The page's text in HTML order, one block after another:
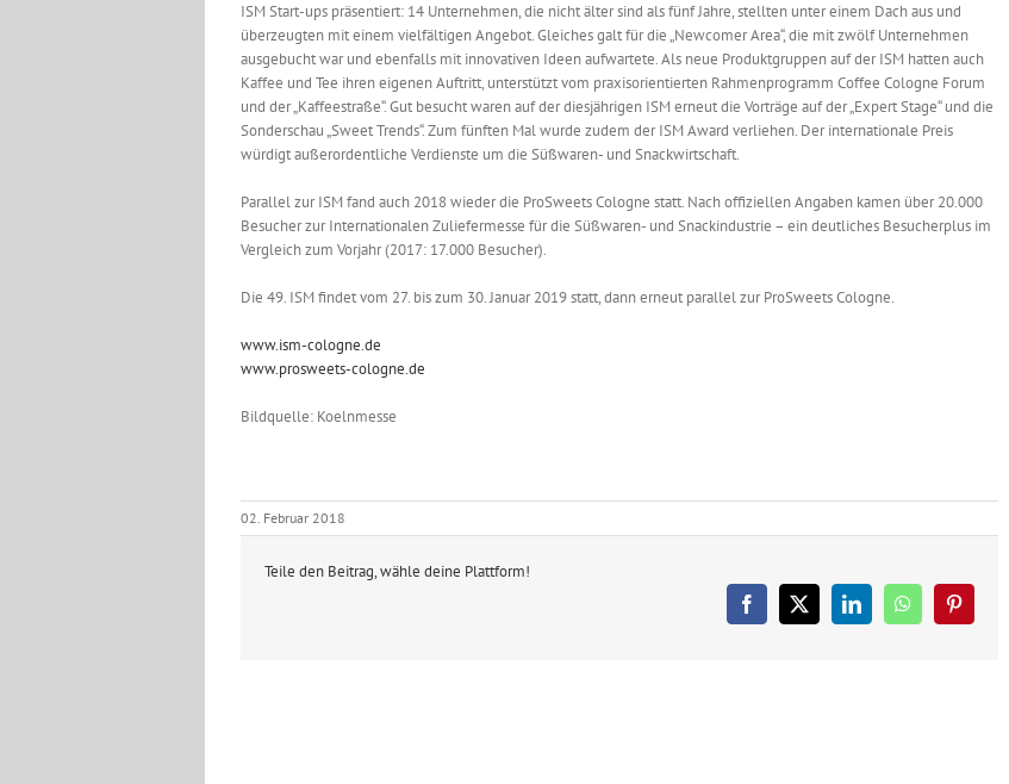
ISM Start-ups präsentiert: 14 Unternehmen, die nicht älter sind als fünf Jahre, stellten unter einem Dach aus und
überzeugten mit einem vielfältigen Angebot. Gleiches galt für die „Newcomer Area“, die mit zwölf Unternehmen
ausgebucht war und ebenfalls mit innovativen Ideen aufwartete. Als neue Produktgruppen auf der ISM hatten auch
Kaffee und Tee ihren eigenen Auftritt, unterstützt vom praxisorientierten Rahmenprogramm Coffee Cologne Forum
und der „Kaffeestraße“. Gut besucht waren auf der diesjährigen ISM erneut die Vorträge auf der „Expert Stage“ und die
Sonderschau „Sweet Trends“. Zum fünften Mal wurde zudem der ISM Award verliehen. Der internationale Preis
würdigt außerordentliche Verdienste um die Süßwaren- und Snackwirtschaft.
Parallel zur ISM fand auch 2018 wieder die ProSweets Cologne statt. Nach offiziellen Angaben kamen über 20.000
Besucher zur Internationalen Zuliefermesse für die Süßwaren- und Snackindustrie – ein deutliches Besucherplus im
Vergleich zum Vorjahr (2017: 17.000 Besucher).
Die 49. ISM findet vom 27. bis zum 30. Januar 2019 statt, dann erneut parallel zur ProSweets Cologne.
www.ism-cologne.de
www.prosweets-cologne.de
Bildquelle: Koelnmesse
02. Februar 2018
Teile den Beitrag, wähle deine Plattform!
Facebook
X LinkedInWhatsAppPinterest